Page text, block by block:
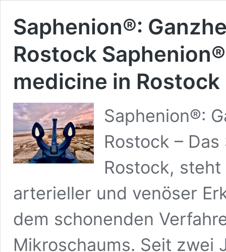
Saphenion®:
Rostock
medicine in Rostock
Saphenion®:
Rostock –
Rostock,
arterieller und venöser
dem schonenden
Mikroschaums. Seit zwei